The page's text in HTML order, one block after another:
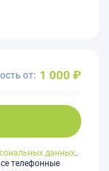
от: 1 000 ₽
данных.
телефонные